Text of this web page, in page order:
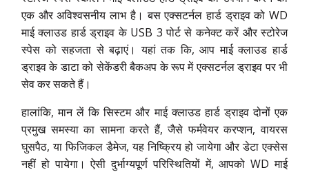
एक और अविश्वसनीय लाभ है। बस एक्सटर्नल हार्ड ड्राइव को WD
माई क्लाउड हार्ड ड्राइव के USB 3 पोर्ट से कनेक्ट करें और स्टोरेज
स्पेस को सहजता से बढ़ाएं। यहां तक कि, आप माई क्लाउड हार्ड
ड्राइव के डाटा को सेकेंडरी बैकअप के रूप में एक्सटर्नल ड्राइव पर भी
सेव कर सकते हैं।
हालांकि, मान लें कि सिस्टम और माई क्लाउड हार्ड ड्राइव दोनों एक
प्रमुख समस्या का सामना करते हैं, जैसे फर्मवेयर करप्शन, वायरस
घुसपैठ, या फिजिकल डैमेज, यह निष्क्रिय हो जायेगा और डेटा एक्सेस
नहीं हो पायेगा। ऐसी दुर्भाग्यपूर्ण परिस्थितियों में, आपको WD माई